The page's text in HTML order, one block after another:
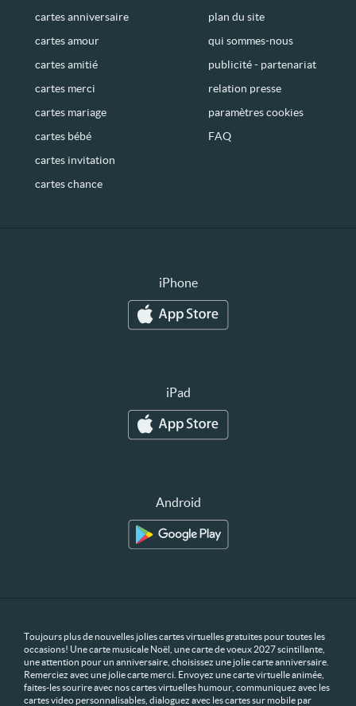
cartes anniversaire
cartes amour
cartes amitié
cartes merci
cartes mariage
cartes bébé
cartes invitation
cartes chance
plan du site
qui sommes-nous
publicité - partenariat
relation presse
paramètres cookies
FAQ
iPhone
iPad
Android
Toujours plus de nouvelles jolies cartes virtuelles gratuites pour toutes les
occasions! Une carte musicale Noël, une carte de voeux 2027 scintillante,
une attention pour un anniversaire, choisissez une jolie carte anniversaire.
Remerciez avec une jolie carte merci. Envoyez une carte virtuelle animée,
faites-les sourire avec nos cartes virtuelles humour, communiquez avec les
cartes video personnalisables, dialoguez avec les cartes sur mobile par